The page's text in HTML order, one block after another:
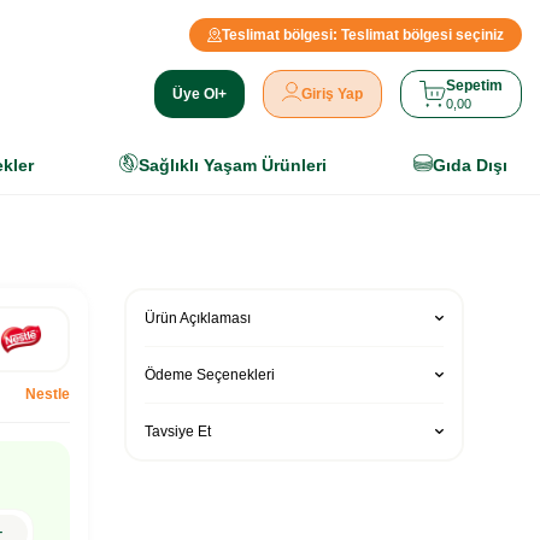
Teslimat bölgesi: Teslimat bölgesi seçiniz
Üye Ol+ Giriş Yap Sepetim
0,00
Sağlıklı Yaşam Ürünleri Gıda Dışı
Nestle
Ürün Açıklaması
Ödeme Seçenekleri
Tavsiye Et